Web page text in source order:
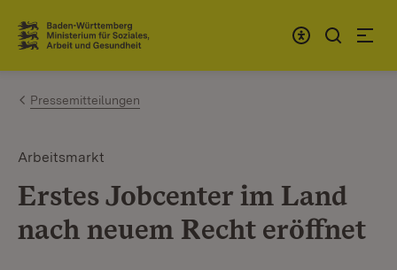
Zum Inhalt springen
Link zur Startseite
Pressemitteilungen
Arbeitsmarkt
Erstes Jobcenter im Land
nach neuem Recht eröffnet